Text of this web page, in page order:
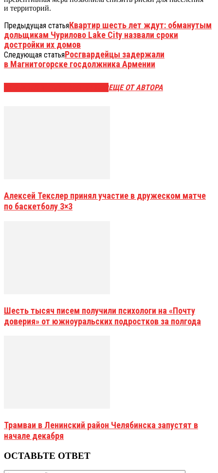
и территорий.
Предыдущая статьяКвартир шесть лет ждут: обманутым
дольщикам Чурилово Lake City назвали сроки
достройки их домов
Следующая статьяРосгвардейцы задержали
в Магнитогорске госдолжника Армении
ЕЩЕ ОТ АВТОРА
Алексей Текслер принял участие в дружеском матче
по баскетболу 3×3
Шесть тысяч писем получили психологи на «Почту
доверия» от южноуральских подростков за полгода
Трамваи в Ленинский район Челябинска запустят в
начале декабря
ОСТАВЬТЕ ОТВЕТ